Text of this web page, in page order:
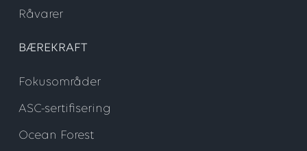
Råvarer
BÆREKRAFT
Fokusområder
ASC-sertifisering
Ocean Forest